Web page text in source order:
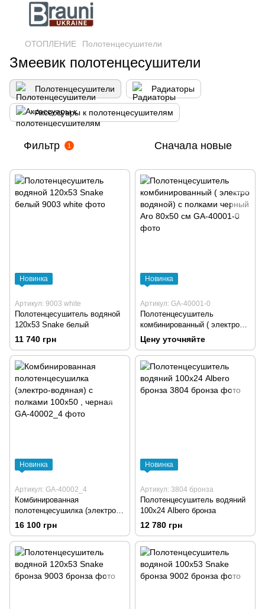
ОТОПЛЕНИЕ Полотенцесушители
Змеевик полотенцесушители
Полотенцесушители Радиаторы
Аксессуары к полотенцесушителям
Фильтр 1 Сначала новые
Новинка
Артикул: 9003 white
Полотенцесушитель водяной
120х53 Snake белый
11 740 грн
Новинка
Артикул: GA-40001-0
Полотенцесушитель
комбинированный ( электро
водяной) с полками черный
Aro 80х50 см
Цену уточняйте
Новинка
Артикул: GA-40002_4
Комбинированная
полотенцесушилка (электро-
водяная) с полками 100х50 ,
16 100 грн
Новинка
Артикул: 3804 бронза
Полотенцесушитель водяний
100х24 Albero бронза
12 780 грн